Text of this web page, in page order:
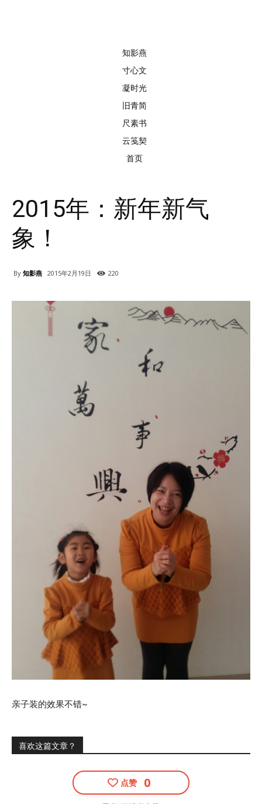
知影燕
寸心文
凝时光
旧青简
尺素书
云笺契
首页
2015年：新年新气
象！
By 知影燕 2015年2月19日 220
亲子装的效果不错~
喜欢这篇文章？
点赞 0